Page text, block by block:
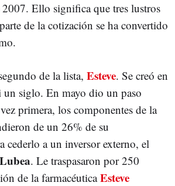
2007. Ello significa que tres lustros
de la cotización se ha convertido
de la lista, Esteve. Se creó en
un siglo. En mayo dio un paso
primera, los componentes de la
de un 26% de su
cederlo a un inversor externo, el
Lubea. Le traspasaron por 250
de la farmacéuticaEsteve